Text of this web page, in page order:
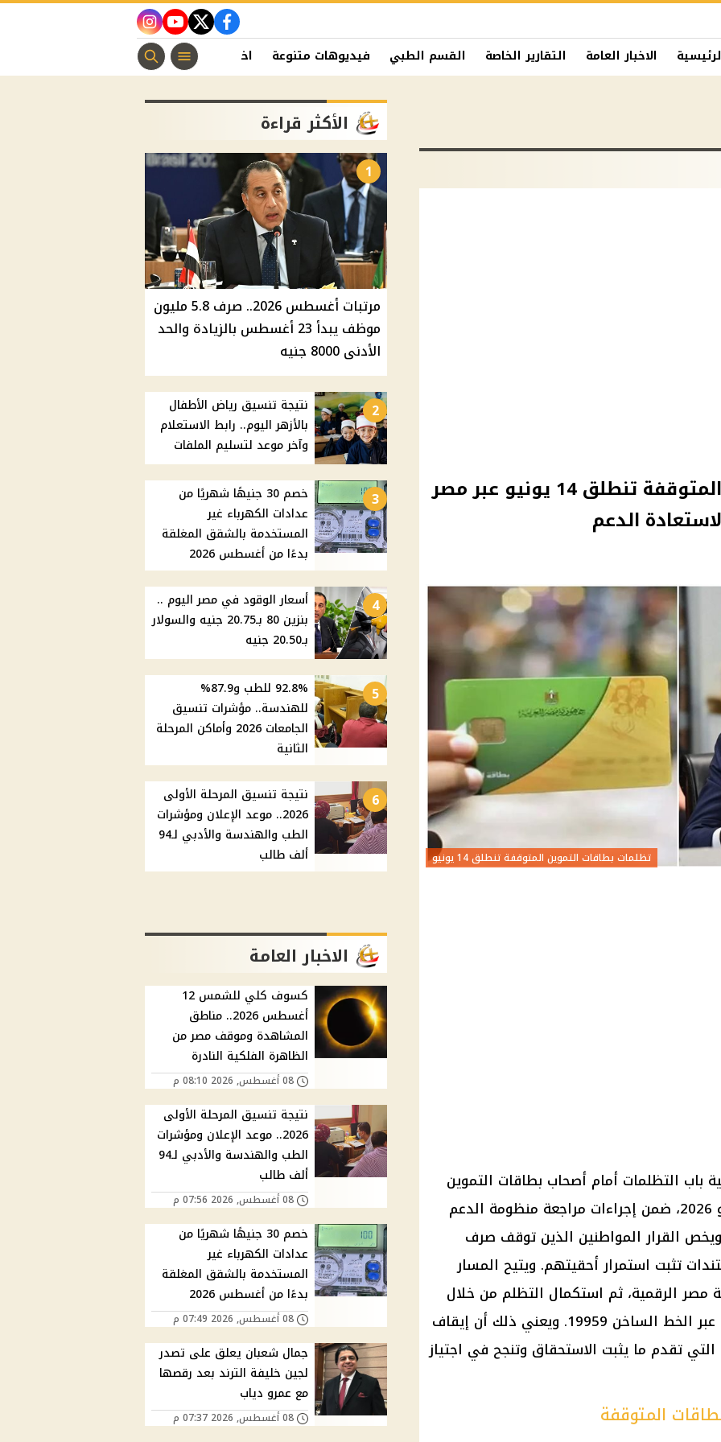
facebook
twitter
youtube
instagram
الاخبار العامة التقارير الخاصة القسم الطبي فيديوهات متنوعة اخبار الفن منوعات مسيحية
تظلمات بطاقات التموين المتوقفة تنطلق 14 يونيو عبر مصر
الدعم
تظلمات بطاقات التموين المتوقفة تنطلق 14 يونيو
باب التظلمات أمام أصحاب بطاقات التموين
المتوقفة اعتبارًا من الأحد 14 يونيو 2026، ضمن إجراءات مراجعة منظومة الدعم
القرار المواطنين الذين توقف صرف
تثبت استمرار أحقيتهم. ويتيح المسار
مصر الرقمية، ثم استكمال التظلم من خلال
مكتب التموين المختص أو التواصل عبر الخط الساخن 19959. ويعني ذلك أن إيقاف
التي تقدم ما يثبت الاستحقاق وتنجح في اجتياز
المتوقفة
الأكثر قراءة
1
مرتبات أغسطس 2026.. صرف 5.8 مليون
موظف يبدأ 23 أغسطس بالزيادة والحد
الأدنى 8000 جنيه
2
نتيجة تنسيق رياض الأطفال
بالأزهر اليوم.. رابط الاستعلام
وآخر موعد لتسليم الملفات
3
خصم 30 جنيهًا شهريًا من
عدادات الكهرباء غير
المستخدمة بالشقق المغلقة
بدءًا من أغسطس 2026
4
أسعار الوقود في مصر اليوم ..
بنزين 80 بـ20.75 جنيه والسولار
بـ20.50 جنيه
5
92.8% للطب و87.9%
للهندسة.. مؤشرات تنسيق
الجامعات 2026 وأماكن المرحلة
الثانية
6
نتيجة تنسيق المرحلة الأولى
2026.. موعد الإعلان ومؤشرات
الطب والهندسة والأدبي لـ94
ألف طالب
الاخبار العامة
كسوف كلي للشمس 12
أغسطس 2026.. مناطق
المشاهدة وموقف مصر من
الظاهرة الفلكية النادرة
08 أغسطس, 2026 08:10 م
نتيجة تنسيق المرحلة الأولى
2026.. موعد الإعلان ومؤشرات
الطب والهندسة والأدبي لـ94
ألف طالب
08 أغسطس, 2026 07:56 م
خصم 30 جنيهًا شهريًا من
عدادات الكهرباء غير
المستخدمة بالشقق المغلقة
بدءًا من أغسطس 2026
08 أغسطس, 2026 07:49 م
جمال شعبان يعلق على تصدر
لجين خليفة الترند بعد رقصها
مع عمرو دياب
08 أغسطس, 2026 07:37 م